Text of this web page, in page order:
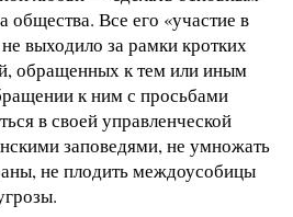
общества. Все его «участие в
выходило за рамки кротких
обращенных к тем или иным
к ним с просьбами
в своей управленческой
заповедями, не умножать
не плодить междоусобицы